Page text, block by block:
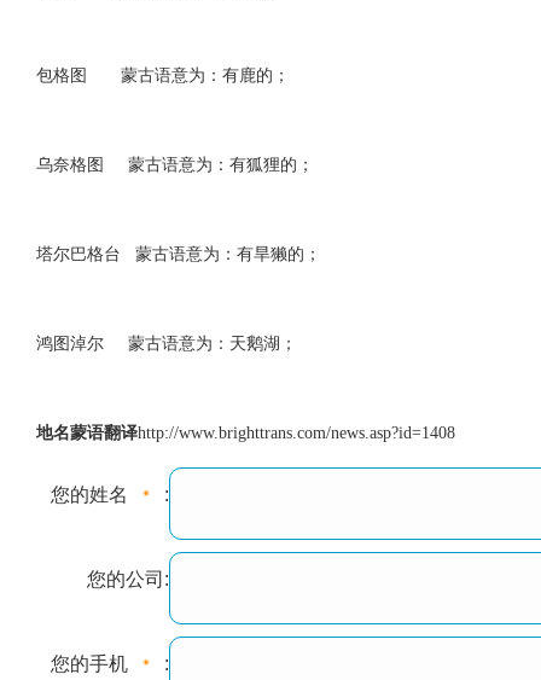
包格图 蒙古语意为：有鹿的；
乌奈格图 蒙古语意为：有狐狸的；
塔尔巴格台 蒙古语意为：有旱獭的；
鸿图淖尔 蒙古语意为：天鹅湖；
地名蒙语翻译http://www.brighttrans.com/news.asp?id=1408
您的姓名 :
您的公司:
您的手机 :